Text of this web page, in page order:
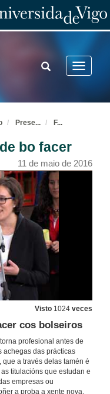
Toggle
TOGGLE
SEARCH
Prese... F...
bo facer
11 de maio de 2016
Visto 1024 veces
cos bolseiros
profesional antes de
achegas das prácticas
a través delas tamén é
titulacións que estudan e
empresas ou
a proba a xente nova,